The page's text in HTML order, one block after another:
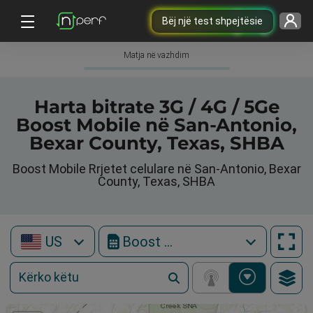
Bëj një test shpejtësie
Matja në vazhdim
Harta bitrate 3G / 4G / 5Ge
Boost Mobile në San-Antonio,
Bexar County, Texas, SHBA
Boost Mobile Rrjetet celulare në San-Antonio, Bexar
County, Texas, SHBA
US Boost Mobile